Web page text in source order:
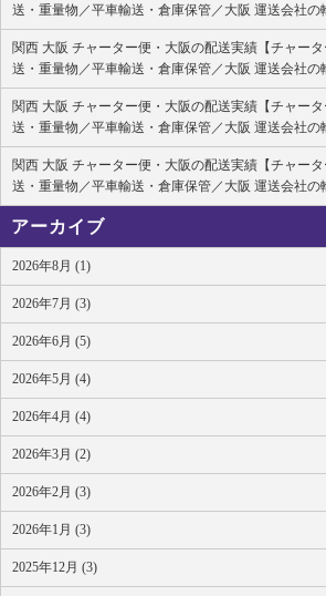
送・重量物／平車輸送・倉庫保管／大阪 運送会社の
関西 大阪 チャーター便・大阪の配送実績【チャー
送・重量物／平車輸送・倉庫保管／大阪 運送会社の
関西 大阪 チャーター便・大阪の配送実績【チャー
送・重量物／平車輸送・倉庫保管／大阪 運送会社の
関西 大阪 チャーター便・大阪の配送実績【チャー
送・重量物／平車輸送・倉庫保管／大阪 運送会社の
アーカイブ
2026年8月 (1)
2026年7月 (3)
2026年6月 (5)
2026年5月 (4)
2026年4月 (4)
2026年3月 (2)
2026年2月 (3)
2026年1月 (3)
2025年12月 (3)